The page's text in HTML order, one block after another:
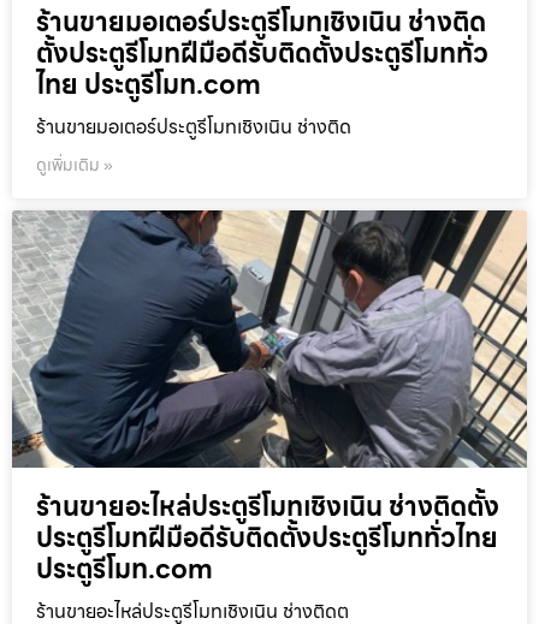
ร้านขายมอเตอร์ประตูรีโมทเชิงเนิน ช่างติด
ตั้งประตูรีโมทฝีมือดีรับติดตั้งประตูรีโมททั่ว
ไทย ประตูรีโมท.com
ร้านขายมอเตอร์ประตูรีโมทเชิงเนิน ช่างติด
ดูเพิ่มเติม »
ร้านขายอะไหล่ประตูรีโมทเชิงเนิน ช่างติดตั้ง
ประตูรีโมทฝีมือดีรับติดตั้งประตูรีโมททั่วไทย
ประตูรีโมท.com
ร้านขายอะไหล่ประตูรีโมทเชิงเนิน ช่างติดต